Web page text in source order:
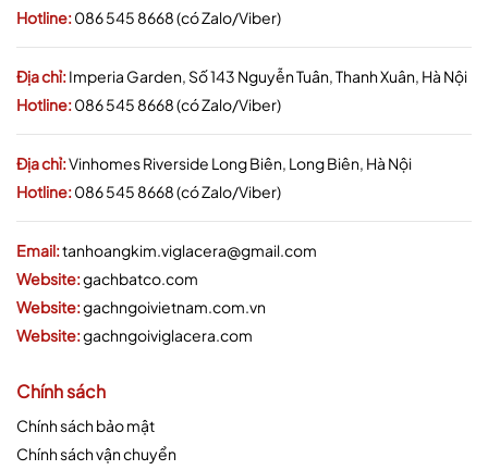
Hotline:086 545 8668 (có Zalo/Viber)
Địa chỉ:Imperia Garden, Số 143 Nguyễn Tuân, Thanh Xuân, Hà Nội
Hotline:086 545 8668 (có Zalo/Viber)
Địa chỉ:Vinhomes Riverside Long Biên, Long Biên, Hà Nội
Hotline:086 545 8668 (có Zalo/Viber)
Email:tanhoangkim.viglacera@gmail.com
Website:gachbatco.com
Website:gachngoivietnam.com.vn
Website:gachngoiviglacera.com
Chính sách
Chính sách bảo mật
Chính sách vận chuyển